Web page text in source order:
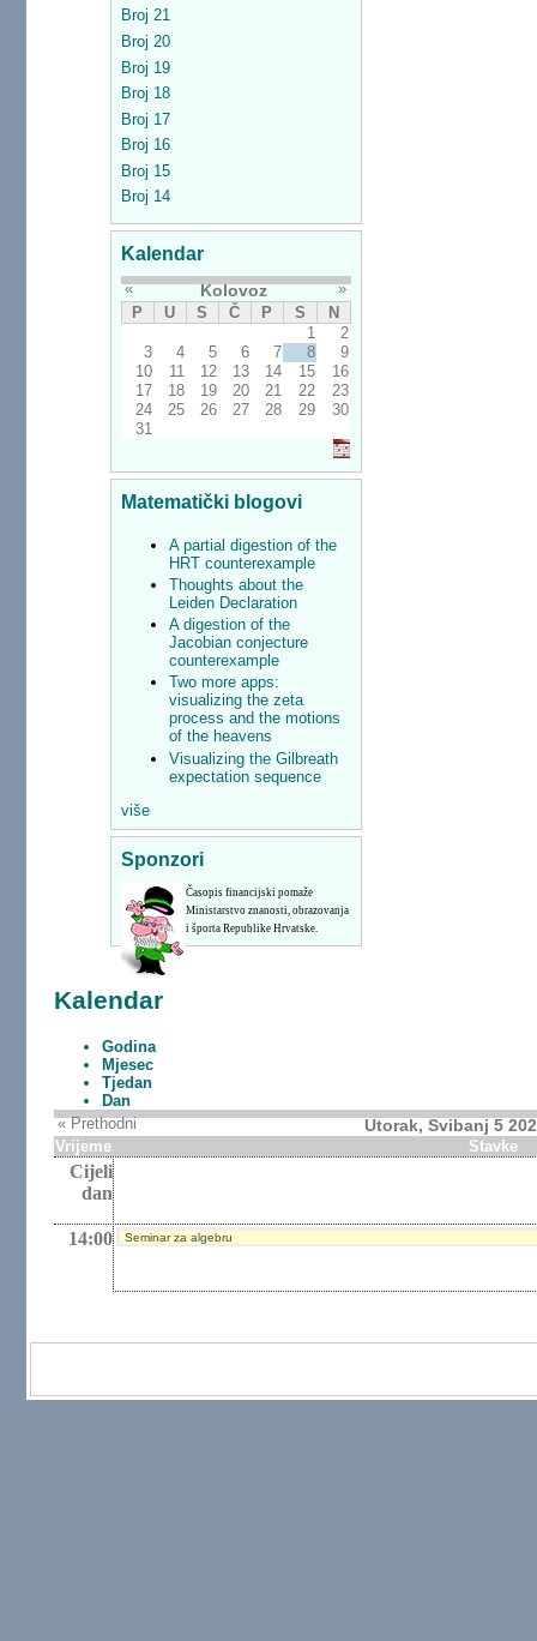
Broj 21
Broj 20
Broj 19
Broj 18
Broj 17
Broj 16
Broj 15
Broj 14
Kalendar
« Kolovoz
»
P
U S Č P S
N
1
2
3
4 5 6 7 8
9
10
11 12 13 14 15
16
17
18 19 20 21 22
23
24
25 26 27 28 29
30
31
Matematički blogovi
A partial digestion of the
HRT counterexample
Thoughts about the
Leiden Declaration
A digestion of the
Jacobian conjecture
counterexample
Two more apps:
visualizing the zeta
process and the motions
of the heavens
Visualizing the Gilbreath
expectation sequence
više
Sponzori
Časopis financijski pomaže
Ministarstvo znanosti, obrazovanja
i športa Republike Hrvatske.
Kalendar
Godina
Mjesec
Tjedan
Dan
« Prethodni
Utorak, Svibanj 5
Vrijeme Stavke
Cijeli
dan
14:00 Seminar za algebru